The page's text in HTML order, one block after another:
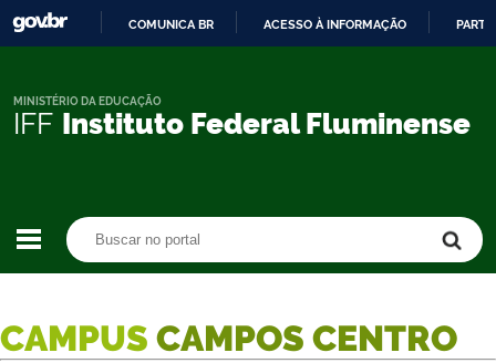
CONTEÚDO
COMUNICA BR ACESSO À INFORMAÇÃO
IFF Instituto Federal Fluminense
MINISTÉRIO DA EDUCAÇÃO
CAMPUS CAMPOS CENTRO